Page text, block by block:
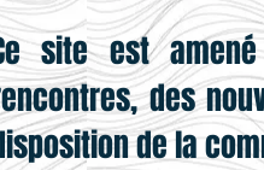
site est
des
de la